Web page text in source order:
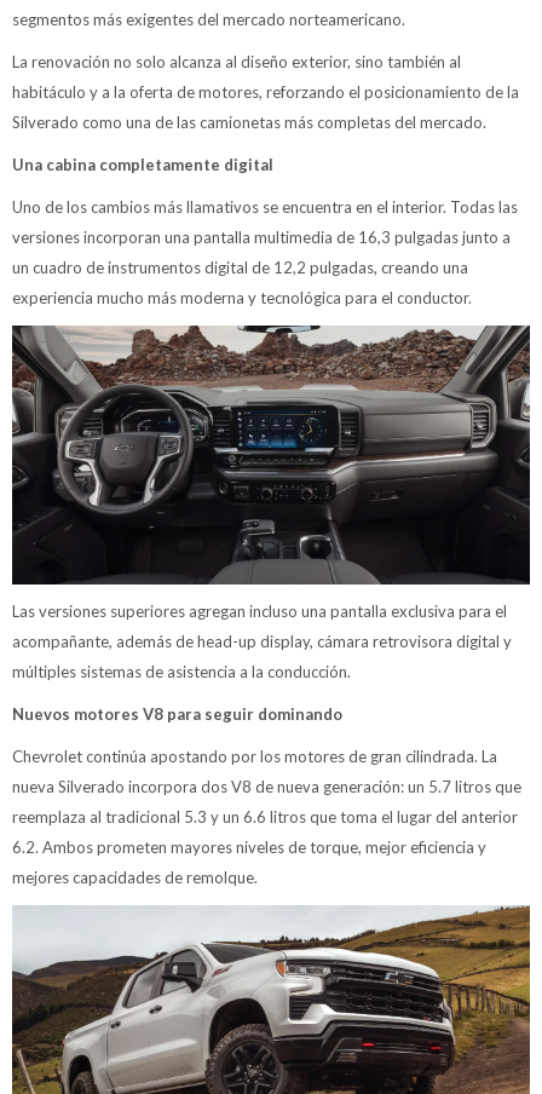
segmentos más exigentes del mercado norteamericano.
La renovación no solo alcanza al diseño exterior, sino también al
habitáculo y a la oferta de motores, reforzando el posicionamiento de la
Silverado como una de las camionetas más completas del mercado.
Una cabina completamente digital
Uno de los cambios más llamativos se encuentra en el interior. Todas las
versiones incorporan una pantalla multimedia de 16,3 pulgadas junto a
un cuadro de instrumentos digital de 12,2 pulgadas, creando una
experiencia mucho más moderna y tecnológica para el conductor.
Las versiones superiores agregan incluso una pantalla exclusiva para el
acompañante, además de head-up display, cámara retrovisora digital y
múltiples sistemas de asistencia a la conducción.
Nuevos motores V8 para seguir dominando
Chevrolet continúa apostando por los motores de gran cilindrada. La
nueva Silverado incorpora dos V8 de nueva generación: un 5.7 litros que
reemplaza al tradicional 5.3 y un 6.6 litros que toma el lugar del anterior
6.2. Ambos prometen mayores niveles de torque, mejor eficiencia y
mejores capacidades de remolque.